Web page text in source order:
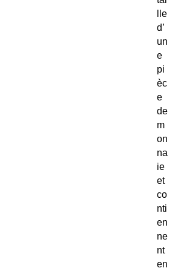
lle
d’
un
e
pi
èc
e
de
m
on
na
ie
et
co
nti
en
ne
nt
en